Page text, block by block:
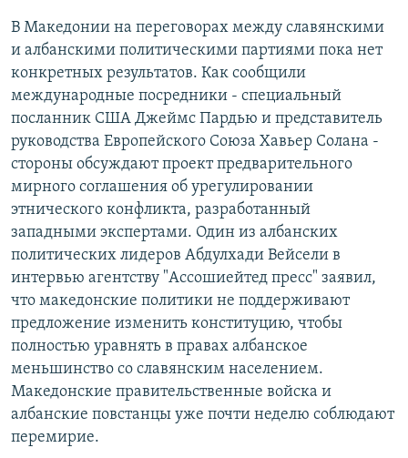
СИБИРЬ.РЕАЛИИ
РАСПИСАНИЕ ВЕЩАНИЯ
ПОДПИШИТЕСЬ НА РАССЫЛКУ
СОЦИАЛЬНЫЕ СЕТИ
Все сайты РСЕ/РС
В Македонии на переговорах между славянскими
и албанскими политическими партиями пока нет
конкретных результатов. Как сообщили
международные посредники - специальный
посланник США Джеймс Пардью и представитель
руководства Европейского Союза Хавьер Солана -
стороны обсуждают проект предварительного
мирного соглашения об урегулировании
этнического конфликта, разработанный
западными экспертами. Один из албанских
политических лидеров Абдулхади Вейсели в
интервью агентству "Ассошиейтед пресс" заявил,
что македонские политики не поддерживают
предложение изменить конституцию, чтобы
полностью уравнять в правах албанское
меньшинство со славянским населением.
Македонские правительственные войска и
албанские повстанцы уже почти неделю соблюдают
перемирие.